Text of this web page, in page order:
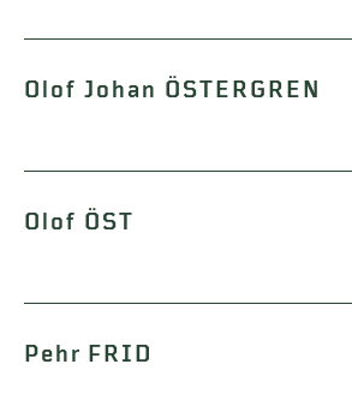
Olof Johan ÖSTERGREN
Olof ÖST
Pehr FRID